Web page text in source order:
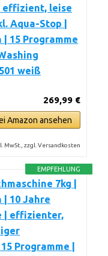
leise
Aqua-Stop |
| 15 Programme
weiß
269,99 €
Amazon ansehen
MwSt., zzgl. Versandkosten
EMPFEHLUNG
7kg |
| 10 Jahre
| effizienter,
Programme |